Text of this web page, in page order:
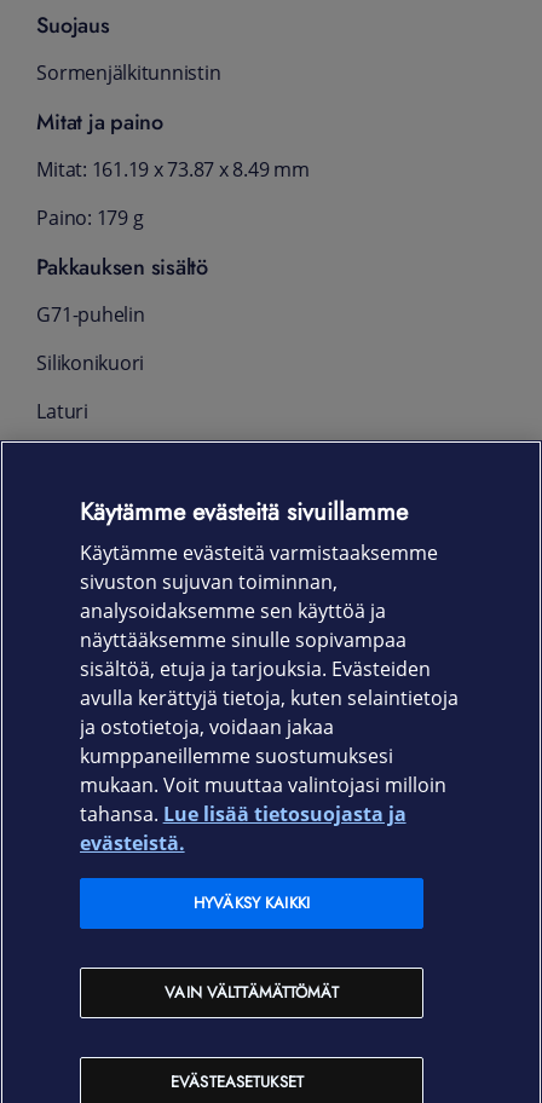
Suojaus
Sormenjälkitunnistin
Mitat ja paino
Mitat: 161.19 x 73.87 x 8.49 mm
Paino: 179 g
Pakkauksen sisältö
G71-puhelin
Silikonikuori
Laturi
Pikaopas
SIM-työkalu
Takuu
Valmistajan myöntämä 24 kk takuu
Elisa.fi
Elisan myymälät
Käytämme evästeitä sivuillamme
Käytämme evästeitä varmistaaksemme
sivuston sujuvan toiminnan,
analysoidaksemme sen käyttöä ja
näyttääksemme sinulle sopivampaa
sisältöä, etuja ja tarjouksia. Evästeiden
avulla kerättyjä tietoja, kuten selaintietoja
ja ostotietoja, voidaan jakaa
kumppaneillemme suostumuksesi
mukaan. Voit muuttaa valintojasi milloin
tahansa. Lue lisää tietosuojasta ja
evästeistä.
EVÄSTEASETUKSET
VAIN VÄLTTÄMÄTTÖMÄT
HYVÄKSY KAIKKI